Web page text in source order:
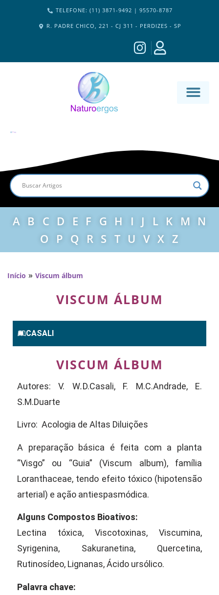
TELEFONE: (11) 3871-9492 | 95570-8787
R. PADRE CHICO, 221 - CJ 311 - PERDIZES - SP
A B C D E F G H I J L K M N
O
P Q R S T U V X Z
Início » Viscum álbum
VISCUM ÁLBUM
CASALI
VISCUM ÁLBUM
Autores: V. W.D.Casali, F. M.C.Andrade, E.
S.M.Duarte
Livro: Acologia de Altas Diluições
A preparação básica é feita com a planta
“Visgo” ou “Guia” (Viscum album), família
Loranthaceae, tendo efeito tóxico (hipotensão
arterial) e ação antiespasmódica.
Alguns Compostos Bioativos:
Lectina tóxica, Viscotoxinas, Viscumina,
Syrigenina, Sakuranetina, Quercetina,
Rutinosídeo, Lignanas, Ácido ursólico.
Palavra chave: